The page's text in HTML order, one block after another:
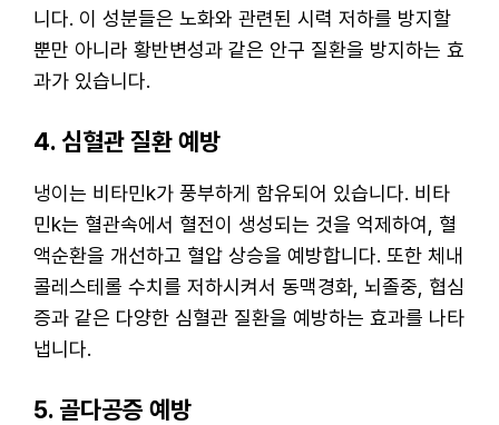
니다. 이 성분들은 노화와 관련된 시력 저하를 방지할
뿐만 아니라 황반변성과 같은 안구 질환을 방지하는 효
과가 있습니다.
4. 심혈관 질환 예방
냉이는 비타민k가 풍부하게 함유되어 있습니다. 비타
민k는 혈관속에서 혈전이 생성되는 것을 억제하여, 혈
액순환을 개선하고 혈압 상승을 예방합니다. 또한 체내
콜레스테롤 수치를 저하시켜서 동맥경화, 뇌졸중, 협심
증과 같은 다양한 심혈관 질환을 예방하는 효과를 나타
냅니다.
5. 골다공증 예방